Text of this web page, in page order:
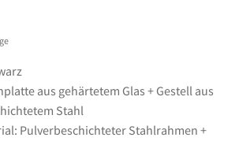
aus gehärtetem Glas + Gestell aus
Stahl
Pulverbeschichteter Stahlrahmen +